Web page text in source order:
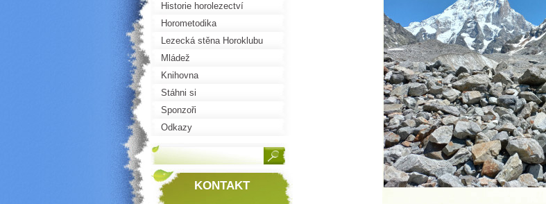
Historie horolezectví
Horometodika
Lezecká stěna Horoklubu
Mládež
Knihovna
Stáhni si
Sponzoři
Odkazy
KONTAKT